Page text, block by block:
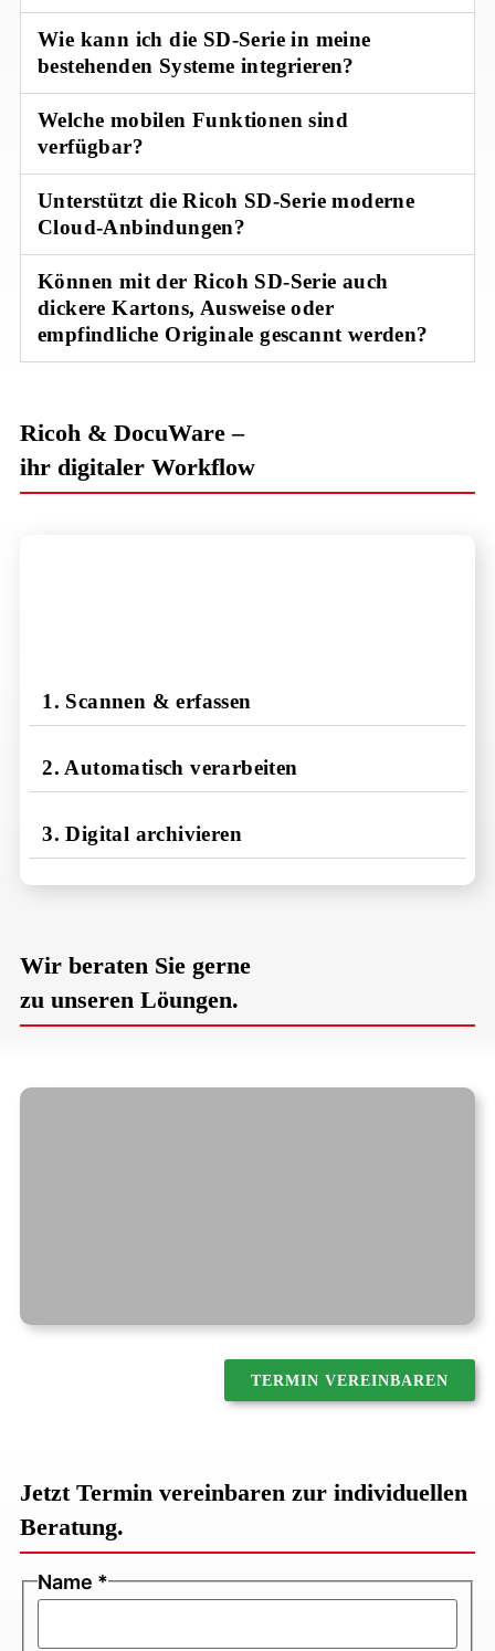
Wie kann ich die SD-Serie in meine
bestehenden Systeme integrieren?
Welche mobilen Funktionen sind
verfügbar?
Unterstützt die Ricoh SD-Serie moderne
Cloud-Anbindungen?
Können mit der Ricoh SD-Serie auch
dickere Kartons, Ausweise oder
empfindliche Originale gescannt werden?
Ricoh & DocuWare –
ihr digitaler Workflow
1. Scannen & erfassen
2. Automatisch verarbeiten
3. Digital archivieren
Wir beraten Sie gerne
zu unseren Löungen.
TERMIN VEREINBAREN
Jetzt Termin vereinbaren zur individuellen
Beratung.
Name *